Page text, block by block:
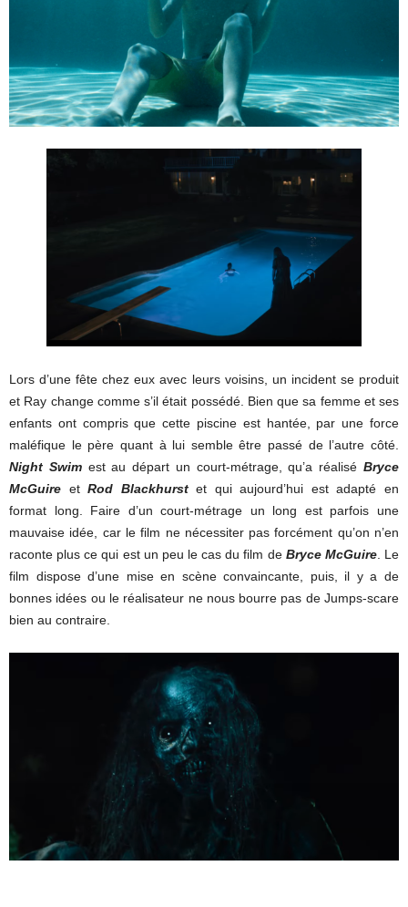
Lors d’une fête chez eux avec leurs voisins, un incident se produit
et Ray change comme s’il était possédé. Bien que sa femme et ses
enfants ont compris que cette piscine est hantée, par une force
maléfique le père quant à lui semble être passé de l’autre côté.
Night Swimest au départ un court-métrage, qu’a réaliséBryce
McGuire etRod Blackhurstet qui aujourd’hui est adapté en
format long. Faire d’un court-métrage un long est parfois une
mauvaise idée, car le film ne nécessiter pas forcément qu’on n’en
raconte plus ce qui est un peu le cas du film de Bryce McGuire. Le
film dispose d’une mise en scène convaincante, puis, il y a de
bonnes idées ou le réalisateur ne nous bourre pas de Jumps-scare
bien au contraire.